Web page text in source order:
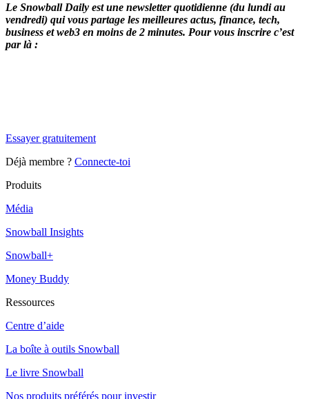
Le Snowball Daily est une newsletter quotidienne (du lundi au
vendredi) qui vous partage les meilleures actus, finance, tech,
business et web3 en moins de 2 minutes. Pour vous inscrire c’est
par là :
Essayer gratuitement
Déjà membre ? Connecte-toi
Produits
Média
Snowball Insights
Snowball+
Money Buddy
Ressources
Centre d’aide
La boîte à outils Snowball
Le livre Snowball
Nos produits préférés pour investir